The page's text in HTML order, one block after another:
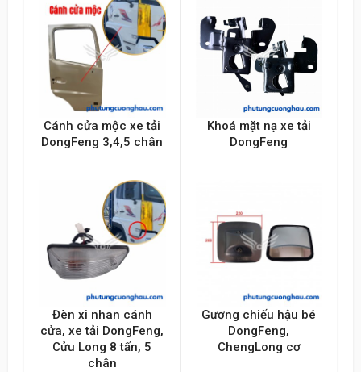
Gửi lên
Cánh cửa mộc xe tải
DongFeng 3,4,5 chân
Khoá mặt nạ xe tải
DongFeng
Đèn xi nhan cánh
cửa, xe tải DongFeng,
Cửu Long 8 tấn, 5
chân
Gương chiếu hậu bé
DongFeng,
ChengLong cơ